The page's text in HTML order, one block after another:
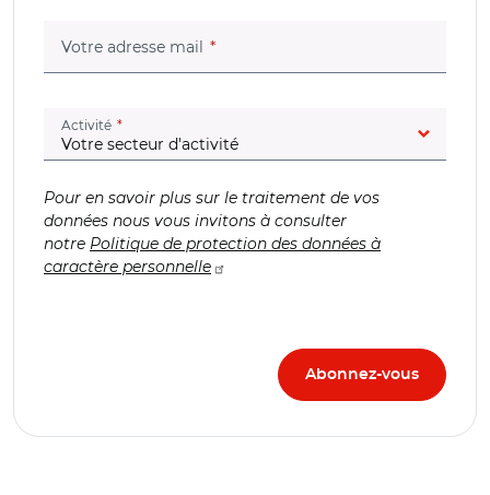
Votre adresse mail (champ obligatoire)
Activité (champ obligatoire)
Pour en savoir plus sur le traitement de vos
données nous vous invitons à consulter
notre Politique de protection des données à
caractère personnelle